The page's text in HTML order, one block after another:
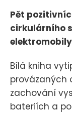
Pět
cirkulárního
elektromobily
Bílá kniha
provázaných
zachování
bateriích a